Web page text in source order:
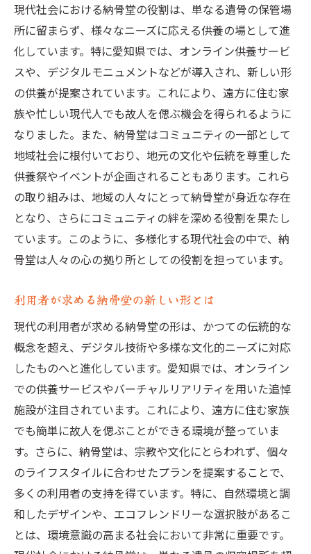
技術革新がもたらす新しい供養の形
遠隔地からでも故人を偲ぶ方法
デジタル化が進む納骨堂運営のメリット
オンライン供養の利用者体験談
最新技術とデザインで進化する愛知県の納骨堂
最新技術を活用した納骨堂とは
デザイン性に優れた納骨堂の魅力
愛知県内の革新的な納骨堂事例
ユーザー視点で考えられた納骨堂の設計
技術革新がもたらす利便性の向上
環境に優しい納骨堂デザインの取り組み
静けさを求める人々に支持される理由
安心感を提供する施設の特徴
訪れる人々を癒す美しい風景
安全で快適な納骨堂の選び方
細部にまでこだわる納骨堂のサービス
心に残る追悼の時間を提供する工夫
愛知県で納骨堂を選ぶ際の重要なポイント
選ぶ際に考慮すべきアクセス条件
契約前に確認しておくべき事項
費用面での注意点とコスト管理
納骨堂の設備とサービスの比較
現代社会における納骨堂の役割は、単なる遺骨の保管場
所に留まらず、様々なニーズに応える供養の場として進
化しています。特に愛知県では、オンライン供養サービ
スや、デジタルモニュメントなどが導入され、新しい形
の供養が提案されています。これにより、遠方に住む家
族や忙しい現代人でも故人を偲ぶ機会を得られるように
なりました。また、納骨堂はコミュニティの一部として
地域社会に根付いており、地元の文化や伝統を尊重した
供養祭やイベントが企画されることもあります。これら
の取り組みは、地域の人々にとって納骨堂が身近な存在
となり、さらにコミュニティの絆を深める役割を果たし
ています。このように、多様化する現代社会の中で、納
骨堂は人々の心の拠り所としての役割を担っています。
利用者が求める納骨堂の新しい形とは
現代の利用者が求める納骨堂の形は、かつての伝統的な
概念を超え、デジタル技術や多様な文化的ニーズに対応
したものへと進化しています。愛知県では、オンライン
での供養サービスやバーチャルリアリティを用いた追悼
施設が注目されています。これにより、遠方に住む家族
でも簡単に故人を偲ぶことができる環境が整っていま
す。さらに、納骨堂は、宗教や文化にとらわれず、個々
のライフスタイルに合わせたプランを提案することで、
多くの利用者の支持を得ています。特に、自然環境と調
和したデザインや、エコフレンドリーな選択肢があるこ
とは、環境意識の高まる社会において非常に重要です。